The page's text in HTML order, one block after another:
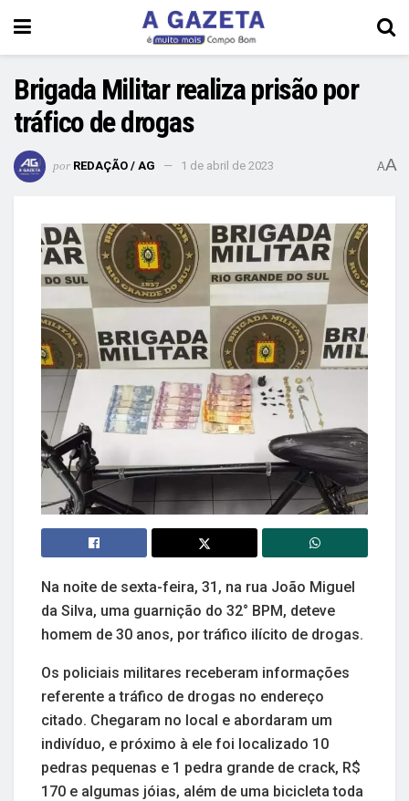
Brigada Militar realiza prisão por
tráfico de drogas
por REDAÇÃO / AG 1 de abril de 2023 AA
Na noite de sexta-feira, 31, na rua João Miguel
da Silva, uma guarnição do 32° BPM, deteve
homem de 30 anos, por tráfico ilícito de drogas.
Os policiais militares receberam informações
referente a tráfico de drogas no endereço
citado. Chegaram no local e abordaram um
indivíduo, e próximo à ele foi localizado 10
pedras pequenas e 1 pedra grande de crack, R$
170 e algumas jóias, além de uma bicicleta toda